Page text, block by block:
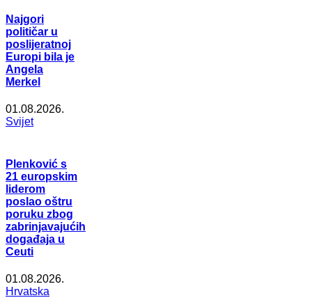
Najgori
političar u
poslijeratnoj
Europi bila je
Angela
Merkel
01.08.2026.
Svijet
Plenković s
21 europskim
liderom
poslao oštru
poruku zbog
zabrinjavajućih
događaja u
Ceuti
01.08.2026.
Hrvatska